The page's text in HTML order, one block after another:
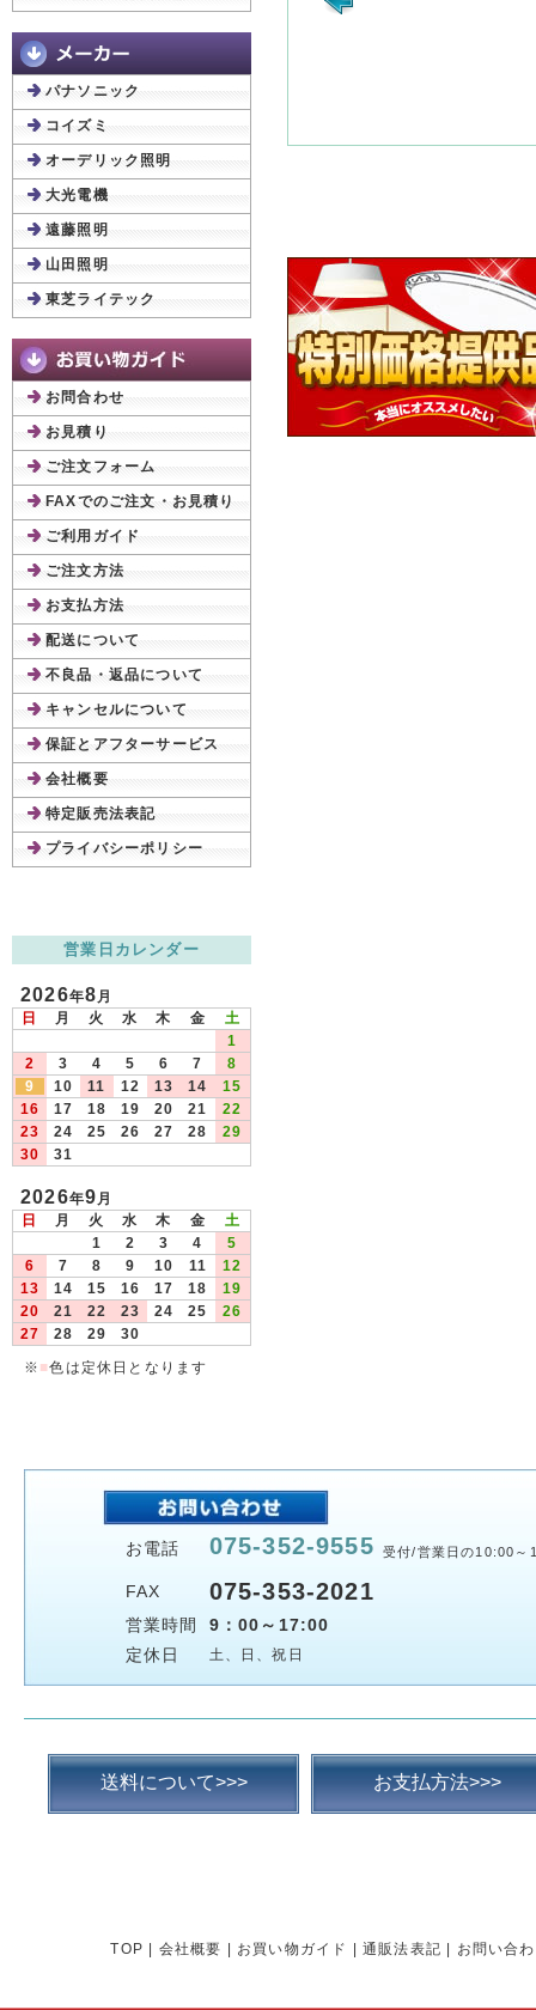
パナソニック
コイズミ
オーデリック照明
大光電機
遠藤照明
山田照明
東芝ライテック
お問合わせ
お見積り
ご注文フォーム
FAXでのご注文・お見積り
ご利用ガイド
ご注文方法
お支払方法
配送について
不良品・返品について
キャンセルについて
保証とアフターサービス
会社概要
特定販売法表記
プライバシーポリシー
営業日カレンダー
2026年8月
日
月 火 水 木 金
土
1
2
3 4 5 6 7
8
9
10 11 12 13 14
15
16
17 18 19 20 21
22
23
24 25 26 27 28
29
30
31
2026年9月
日
月 火 水 木 金
土
1
2 3 4
5
6
7 8 9 10 11
12
13
14 15 16 17 18
19
20
21 22 23 24 25
26
27
28 29
30
※ ■色は定休日となります
お電話 075-352-9555 受付/営業日の10:00～
FAX 075-353-2021
営業時間
9：00～17:00
定休日
土、日、祝日
送料について>>> お支払方法>>>
TOP 会社概要 お買い物ガイド 通販法表記 お問い合